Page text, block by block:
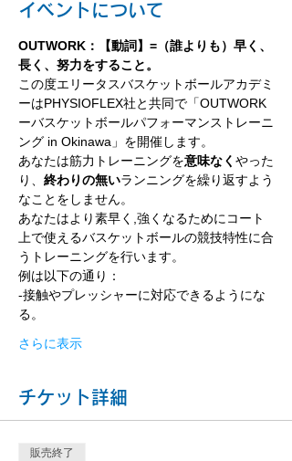
イベントについて
OUTWORK：【動詞】=（誰よりも）早く、
長く、努力をすること。
この度エリータスバスケットボールアカデミ
ーはPHYSIOFLEX社と共同で「OUTWORK
ーバスケットボールパフォーマンストレーニ
ング in Okinawa」を開催します。
あなたは筋力トレーニングを意味なく やった
り、 終わりの無いランニングを繰り返すよう
なことをしません。
あなたはより素早く,強くなるためにコート
上で使えるバスケットボールの競技特性に合
うトレーニングを行います。
例は以下の通り：
-接触やプレッシャーに対応できるようにな
る。
さらに表示
チケット詳細
販売終了